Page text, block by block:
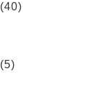
(40)
(5)